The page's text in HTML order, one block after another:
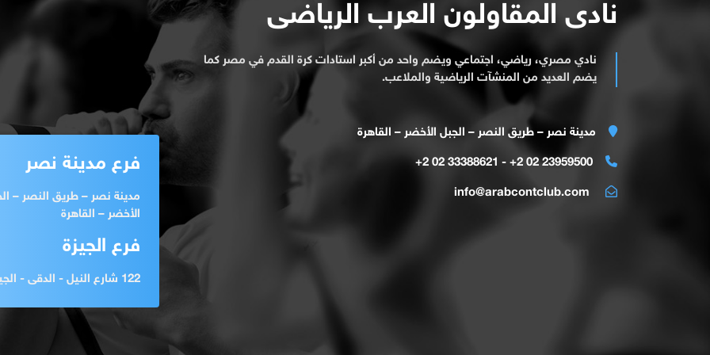
فرع مدينة نصر
مدينة نصر – طريق النصر –
الأخضر – القاهرة
فرع الجيزة
122 شارع النيل - الدقى - الجيزة
نادى المقاولون العرب الرياضى
نادي مصري، رياضي، اجتماعي ويضم واحد من أكبر استادات كرة القدم في مصر كما
يضم العديد من المنشآت الرياضية والملاعب.
مدينة نصر – طريق النصر – الجبل الأخضر – القاهرة
23959500 02 2+ - 33388621 02 2+
info@arabcontclub.com